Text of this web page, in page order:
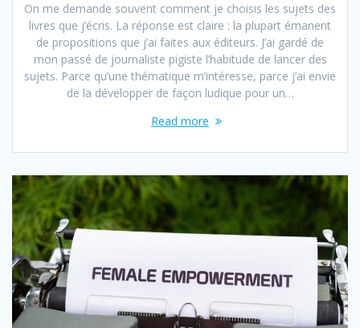
On me demande souvent comment je choisis les sujets des
livres que j’écris. La réponse est claire : la plupart émanent
de propositions que j’ai faites aux éditeurs. J’ai gardé de
mon passé de journaliste pigiste l’habitude de lancer des
sujets. Parce qu’une thématique m’intéresse, parce j’ai envie
de la développer de façon ludique pour un…
Read more